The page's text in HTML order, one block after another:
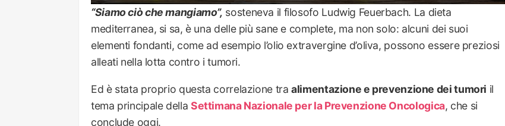
“Siamo ciò che mangiamo”, sosteneva il filosofo Ludwig Feuerbach. La dieta
mediterranea, si sa, è una delle più sane e complete, ma non solo: alcuni dei suoi
elementi fondanti, come ad esempio l’olio extravergine d’oliva, possono essere preziosi
alleati nella lotta contro i tumori.
Ed è stata proprio questa correlazione traalimentazione e prevenzione dei tumori il
tema principale della Settimana Nazionale per la Prevenzione Oncologica, che si
conclude oggi.